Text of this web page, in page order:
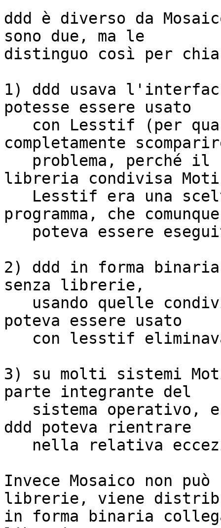
ddd è diverso da
sono due, ma le
distinguo così per
1) ddd usava
potesse essere usato
completamente
libreria condivisa
programma, che comunque
2) ddd in forma
senza librerie,
poteva essere usato
3) su molti sistemi
parte integrante del
ddd poteva rientrare
Invece Mosaico non
librerie, viene
in forma binaria